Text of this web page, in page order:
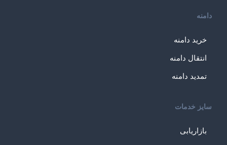
دامنه
خرید دامنه
انتقال دامنه
تمدید دامنه
سایز خدمات
بازاریابی